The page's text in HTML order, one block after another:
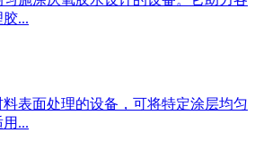
...
表面处理的设备，可将特定涂层均匀
...